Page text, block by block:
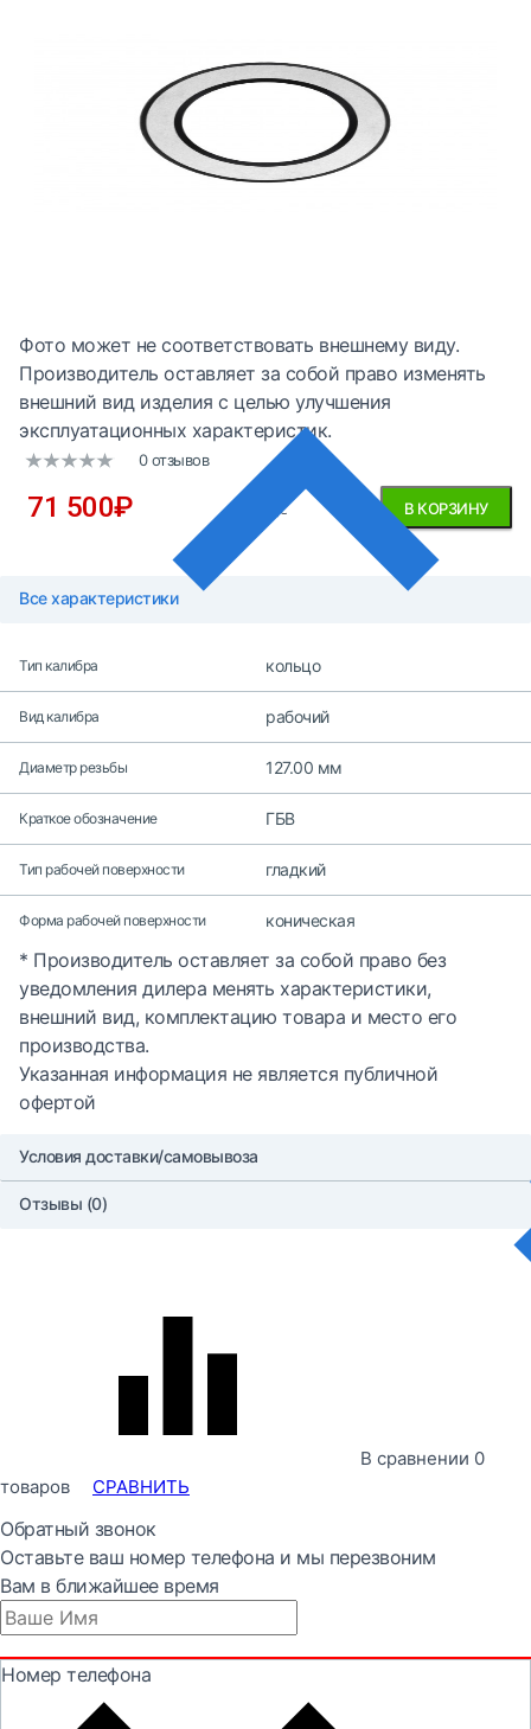
Фото может не соответствовать внешнему виду.
Производитель оставляет за собой право изменять
внешний вид изделия с целью улучшения
эксплуатационных характеристик.
0 отзывов
71 500₽ без НДС В КОРЗИНУ
Все характеристики
Тип калибра кольцо
Вид калибра рабочий
Диаметр резьбы 127.00 мм
Краткое обозначение ГБВ
Тип рабочей поверхности гладкий
Форма рабочей поверхности коническая
* Производитель оставляет за собой право без
уведомления дилера менять характеристики,
внешний вид, комплектацию товара и место его
производства.
Указанная информация не является публичной
офертой
Условия доставки/самовывоза
Отзывы (0)
В сравнении 0
товаров
СРАВНИТЬ
Обратный звонок
Оставьте ваш номер телефона и мы перезвоним
Вам в ближайшее время
Номер телефона